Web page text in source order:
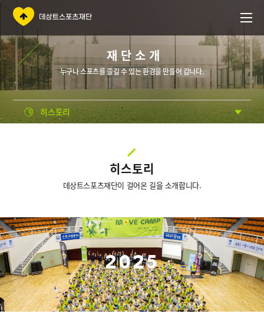
재단소개
누구나 스포츠를 즐길 수 있는 환경을 만들어 갑니다.
히스토리
히스토리
데상트스포츠재단이 걸어온 길을 소개합니다.
2025